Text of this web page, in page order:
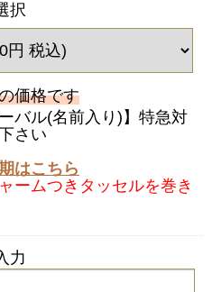
択
価格です
バル(名前入り)】特急対
さい
はこちら
ームつきタッセルを巻き
力